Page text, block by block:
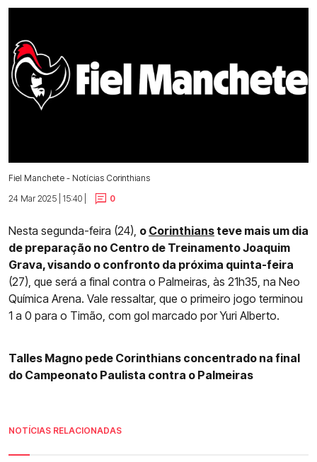
Fiel Manchete - Notícias Corinthians
24 Mar 2025 | 15:40 |
0
Nesta segunda-feira (24), o Corinthiansteve mais um dia
de preparação no Centro de Treinamento Joaquim
Grava, visando o confronto da próxima quinta-feira
(27), que será a final contra o Palmeiras, às 21h35, na Neo
Química Arena. Vale ressaltar, que o primeiro jogo terminou
1 a 0 para o Timão, com gol marcado por Yuri Alberto.
Talles Magno pede Corinthians concentrado na final
do Campeonato Paulista contra o Palmeiras
NOTÍCIAS RELACIONADAS